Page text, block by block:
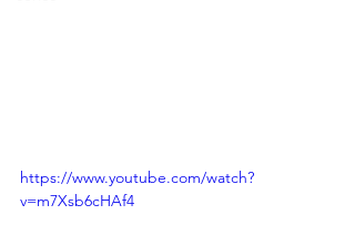
https://www.youtube.com/watch?
v=m7Xsb6cHAf4